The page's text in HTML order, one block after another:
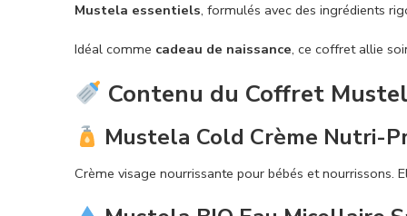
Mustela essentiels, formulés avec des ingrédients
Idéal comme cadeau de naissance, ce coffret allie
Contenu du Coffret
Mustela Cold Crème Nutri-
Crème visage nourrissante pour bébés et